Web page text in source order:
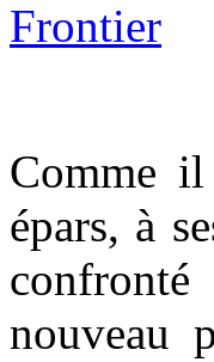
Comme
épars, à
nouveau